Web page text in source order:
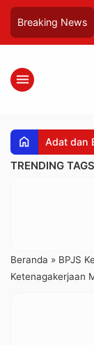
Breaking News
menu
home Adat dan
TRENDING TAGS
Beranda » BPJS
Ketenagakerjaan